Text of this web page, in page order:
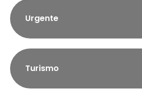
Urgente
Turismo